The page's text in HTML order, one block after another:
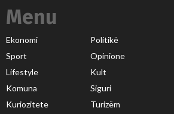
Menu
Ekonomi Politikë
Sport
Opinione
Lifestyle
Kult
Komuna
Siguri
Kuriozitete
Turizëm